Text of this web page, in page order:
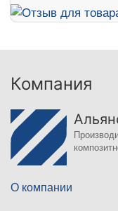
Компания
О компании